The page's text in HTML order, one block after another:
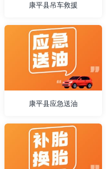
康平县吊车救援
康平县应急送油